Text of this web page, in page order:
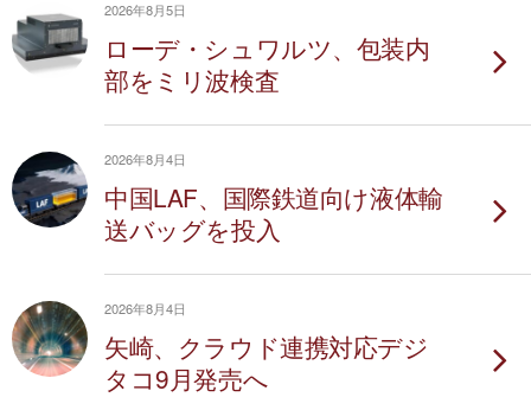
2026年8月5日
ローデ・シュワルツ、包装内
部をミリ波検査
2026年8月4日
中国LAF、国際鉄道向け液体輸
送バッグを投入
2026年8月4日
矢崎、クラウド連携対応デジ
タコ9月発売へ